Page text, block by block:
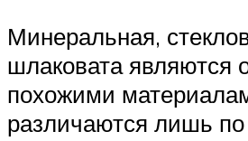
Минеральная,
шлаковата являются
похожими
различаются лишь